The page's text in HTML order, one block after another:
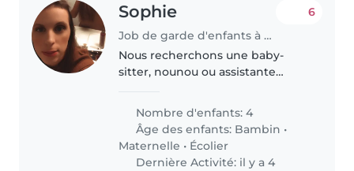
Sophie
Job de garde d'enfants à Mazan
6
Nous recherchons une baby-
sitter, nounou ou assistante
enfants chez nous. Nos enfants
sont énergiques, bavards et
joueurs. Nous avons besoin de
quelqu'un..
Nombre d'enfants: 4
Âge des enfants: Bambin •
Maternelle • Écolier
Dernière Activité: il y a 4